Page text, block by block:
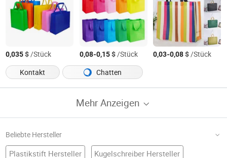
0,035$/Stück 0,08-0,15$/Stück 0,03-0,08$/Stück
Kontakt
Chatten
Mehr Anzeigen
Beliebte Hersteller
Plastikstift Hersteller Kugelschreiber Hersteller